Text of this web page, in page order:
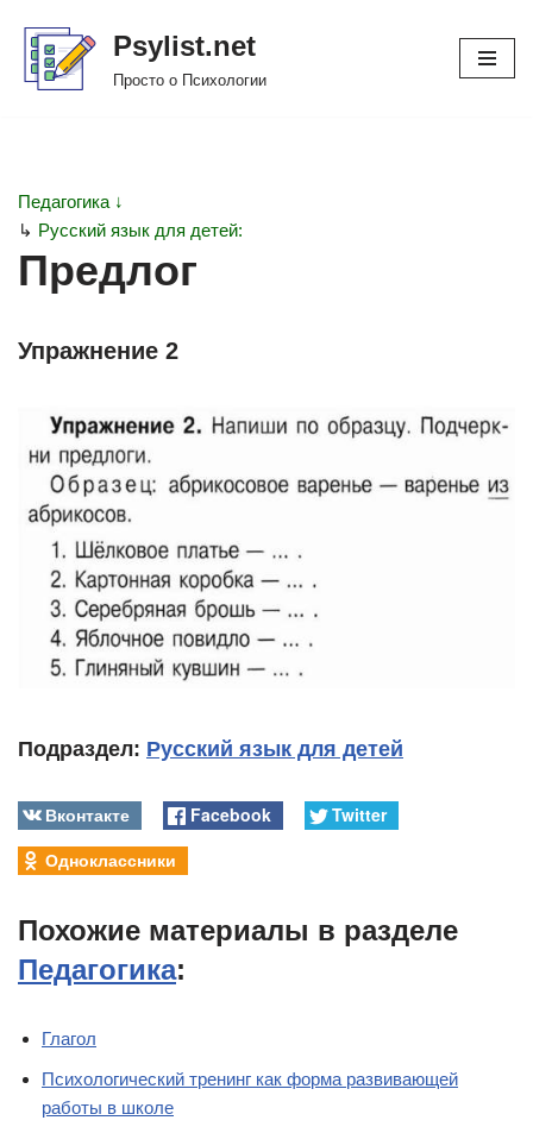
Перейти
Psylist.net
Просто о Психологии
Педагогика ↓
↳ Русский язык для детей:
Предлог
Упражнение 2
Подраздел: Русский язык для детей
Вконтакте Facebook
Twitter
Одноклассники
Похожие материалы в разделе
Педагогика:
Глагол
Психологический тренинг как форма развивающей
работы в школе